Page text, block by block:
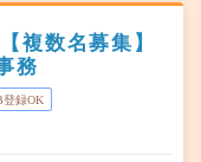
複数名募集】
務
登録OK